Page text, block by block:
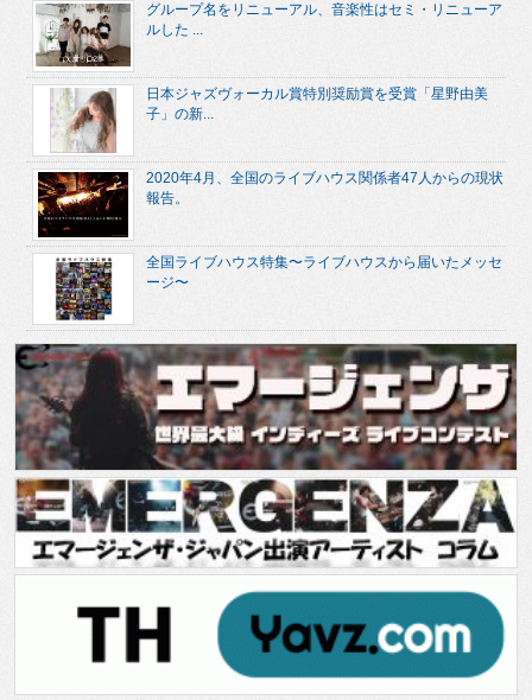
グループ名をリニューアル、音楽性はセミ・リニューア
ルした ...
日本ジャズヴォーカル賞特別奨励賞を受賞「星野由美
子」の新...
2020年4月、全国のライブハウス関係者47人からの現状
報告。
全国ライブハウス特集〜ライブハウスから届いたメッセ
ージ〜